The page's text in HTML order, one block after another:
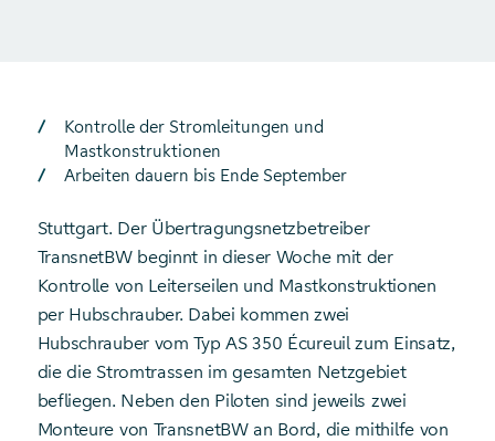
Kontrolle der Stromleitungen und
Mastkonstruktionen
Arbeiten dauern bis Ende September
Stuttgart. Der Übertragungsnetzbetreiber
TransnetBW beginnt in dieser Woche mit der
Kontrolle von Leiterseilen und Mastkonstruktionen
per Hubschrauber. Dabei kommen zwei
Hubschrauber vom Typ AS 350 Écureuil zum Einsatz,
die die Stromtrassen im gesamten Netzgebiet
befliegen. Neben den Piloten sind jeweils zwei
Monteure von TransnetBW an Bord, die mithilfe von